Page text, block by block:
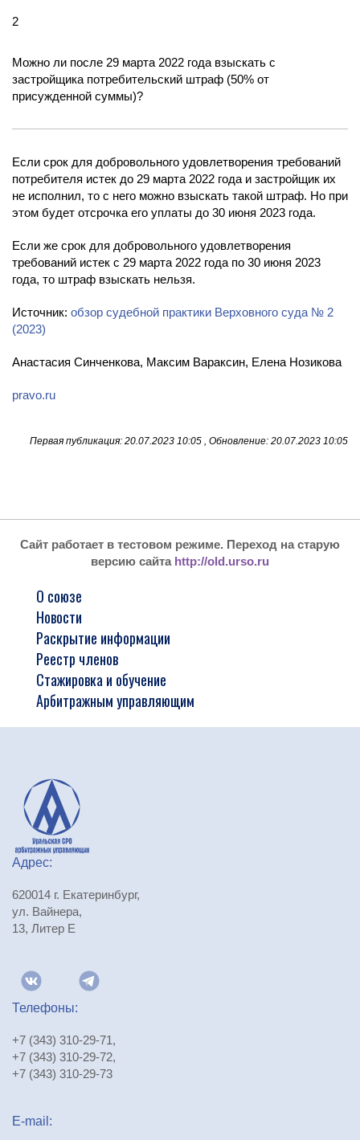
2
Можно ли после 29 марта 2022 года взыскать с
застройщика потребительский штраф (50% от
присужденной суммы)?
Если срок для добровольного удовлетворения требований
потребителя истек до 29 марта 2022 года и застройщик их
не исполнил, то с него можно взыскать такой штраф. Но при
этом будет отсрочка его уплаты до 30 июня 2023 года.
Если же срок для добровольного удовлетворения
требований истек с 29 марта 2022 года по 30 июня 2023
года, то штраф взыскать нельзя.
Источник: обзор судебной практики Верховного суда № 2
(2023)
Анастасия Синченкова, Максим Вараксин, Елена Нозикова
pravo.ru
Первая публикация: 20.07.2023 10:05 , Обновление: 20.07.2023 10:05
Сайт работает в тестовом режиме. Переход на старую
версию сайта http://old.urso.ru
О союзе
Новости
Раскрытие информации
Реестр членов
Стажировка и обучение
Арбитражным управляющим
Адрес:
620014 г. Екатеринбург,
ул. Вайнера,
13, Литер Е
Телефоны:
+7 (343) 310-29-71,
+7 (343) 310-29-72,
+7 (343) 310-29-73
E-mail: